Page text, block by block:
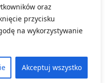
oraz
przycisku
na wykorzystywanie
Akceptuj wszystko